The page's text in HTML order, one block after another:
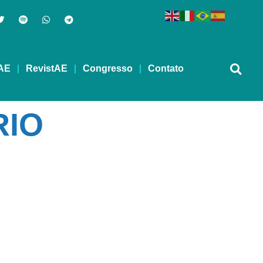
RevistAE Congresso Contato